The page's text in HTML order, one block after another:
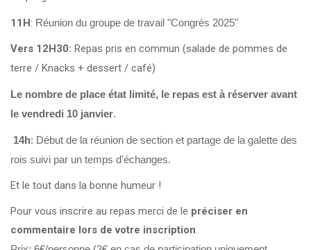
12 sep 2026
KCF ÎLE DE FRANCE :Réunion KCF Ile de France
KCF NORMANDIE :
CZKA RÉPUBLIQUE TCHÈQUE :
11H: Réunion du groupe de travail "Congrès 2025"
Vers 12H30: Repas pris en commun (salade de pommes de
terre / Knacks + dessert / café)
Le nombre de place état limité, le repas est à réserver avant
le vendredi 10 janvier.
14h: Début de la réunion de section et partage de la galette des
rois suivi par un temps d'échanges.
Et le tout dans la bonne humeur !
Pour vous inscrire au repas merci de le préciser en
commentaire lors de votre inscription.